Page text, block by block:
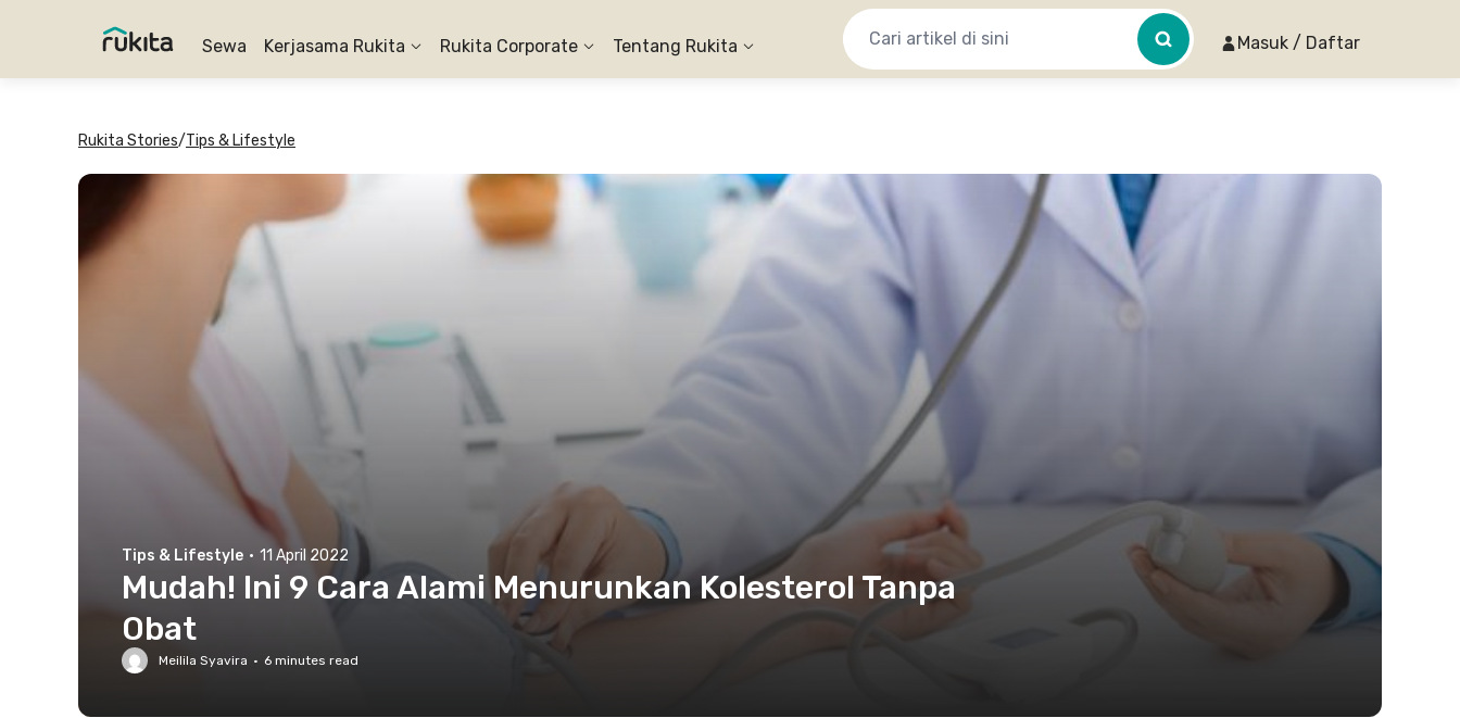
Sewa Kerjasama Rukita Rukita Corporate Tentang Rukita Masuk / Daftar
Rukita Stories/Tips & Lifestyle
Tips & Lifestyle · 11 April 2022
Mudah! Ini 9 Cara Alami Menurunkan Kolesterol Tanpa
Obat
Meilila Syavira · 6 minutes read